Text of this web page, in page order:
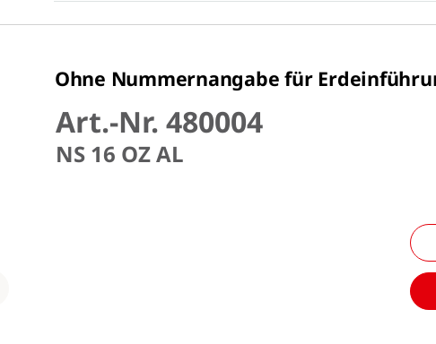
Ohne Nummernangabe für
Art.-Nr. 480004
NS 16 OZ AL